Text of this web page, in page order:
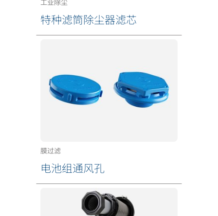
特种滤筒除尘器滤芯
膜过滤
电池组通风孔